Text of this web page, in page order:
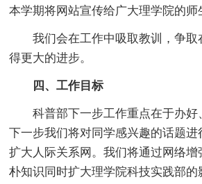
本学期将网站宣传给广大理学院的师
我们会在工作中吸取教训，争取
得更大的进步。
四、工作目标
科普部下一步工作重点在于办好
下一步我们将对同学感兴趣的话题进
扩大人际关系网。我们将通过网络
朴知识同时扩大理学院科技实践部的